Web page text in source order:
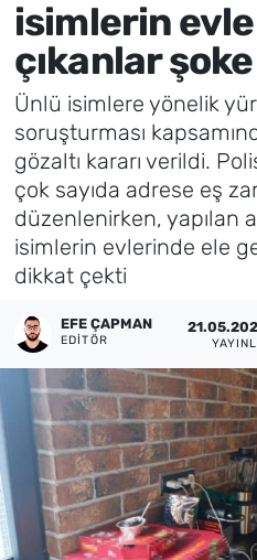
isimlerin
çıkanlar
Ünlü isimlere yönelik
soruşturması
gözaltı kararı verildi.
çok sayıda adrese eş
düzenlenirken, yapılan
isimlerin evlerinde ele
dikkat çekti
EFE ÇAPMAN
EDITÖR
Spor
Magazin
Foto Galeri
Künye
İletişim